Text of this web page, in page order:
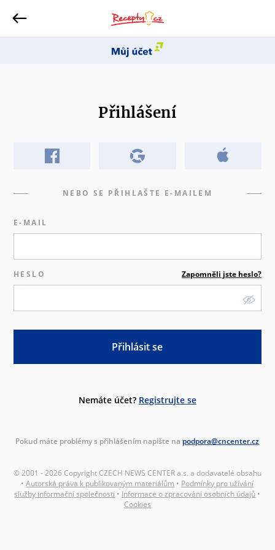
Přihlášení
NEBO SE PŘIHLAŠTE E-MAILEM
E-MAIL
HESLO Zapomněli jste heslo?
Přihlásit se
Nemáte účet? Registrujte se
Pokud máte problémy s přihlášením napište na podpora@cncenter.cz
© 2001 - 2026 Copyright CZECH NEWS CENTER a.s. a dodavatelé obsahu
•Autorská práva k publikovaným materiálům • Podmínky pro užívání
služby informační společnosti • Informace o zpracování osobních údajů •
Cookies